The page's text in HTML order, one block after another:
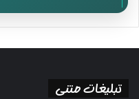
تبلیغات متنی